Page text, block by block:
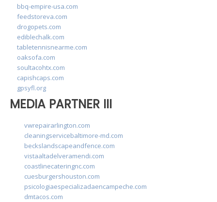
bbq-empire-usa.com
feedstoreva.com
drogopets.com
ediblechalk.com
tabletennisnearme.com
oaksofa.com
soultacohtx.com
capishcaps.com
gpsyfl.org
MEDIA PARTNER III
vwrepairarlington.com
cleaningservicebaltimore-md.com
beckslandscapeandfence.com
vistaaltadelveramendi.com
coastlinecateringnc.com
cuesburgershouston.com
psicologiaespecializadaencampeche.com
dmtacos.com